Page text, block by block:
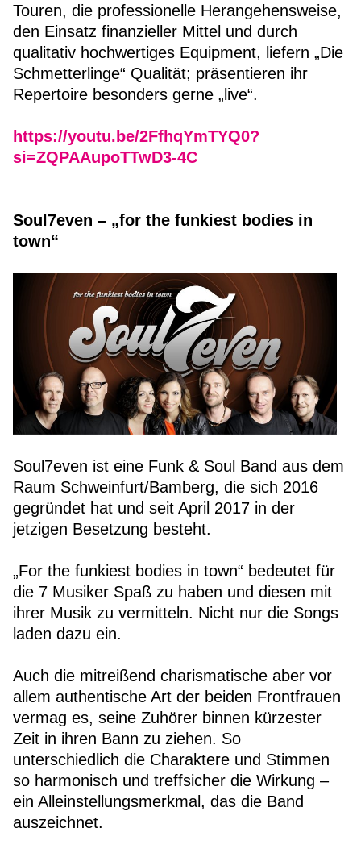
Touren, die professionelle Herangehensweise,
den Einsatz finanzieller Mittel und durch
qualitativ hochwertiges Equipment, liefern „Die
Schmetterlinge“ Qualität; präsentieren ihr
Repertoire besonders gerne „live“.
https://youtu.be/2FfhqYmTYQ0?
si=ZQPAAupoTTwD3-4C
Soul7even – „for the funkiest bodies in
town“
Soul7even ist eine Funk & Soul Band aus dem
Raum Schweinfurt/Bamberg, die sich 2016
gegründet hat und seit April 2017 in der
jetzigen Besetzung besteht.
„For the funkiest bodies in town“ bedeutet für
die 7 Musiker Spaß zu haben und diesen mit
ihrer Musik zu vermitteln. Nicht nur die Songs
laden dazu ein.
Auch die mitreißend charismatische aber vor
allem authentische Art der beiden Frontfrauen
vermag es, seine Zuhörer binnen kürzester
Zeit in ihren Bann zu ziehen. So
unterschiedlich die Charaktere und Stimmen
so harmonisch und treffsicher die Wirkung –
ein Alleinstellungsmerkmal, das die Band
auszeichnet.